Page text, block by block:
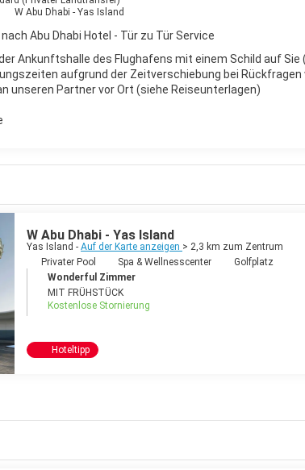
W Abu Dhabi - Yas Island
Abu Dhabi Hotel - Tür zu Tür Service
Ankunftshalle des Flughafens mit einem Schild auf Sie
aufgrund der Zeitverschiebung bei Rückfragen
unseren Partner vor Ort (siehe Reiseunterlagen)
W Abu Dhabi - Yas Island
Yas Island - Auf der Karte anzeigen > 2,3 km zum Zentrum
Privater Pool
Spa & Wellnesscenter
Golfplatz
Wonderful Zimmer
MIT FRÜHSTÜCK
Kostenlose Stornierung
Hoteltipp